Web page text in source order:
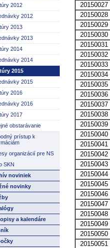
20150027
20150028
20150029
20150030
20150031
20150032
20150033
20150034
20150035
20150036
20150037
20150038
20150039
20150040
20150041
20150042
20150043
20150044
20150045
20150046
20150047
20150048
20150049
20150050
20150051
2012
2012
2013
2013
2014
2014
2015
2015
2016
2016
2017
obstarávanie
prístup k
organizácií pre NS
SKN
noviniek
novinky
a kalendáre